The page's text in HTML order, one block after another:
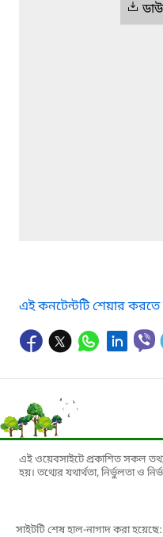
এই কনটেন্টটি শেয়ার
এই ওয়েবসাইটে প্রকাশিত সকল তথ্য
হয়। তথ্যের যথার্থতা, নির্ভুলতা ও
সাইটটি শেষ হাল-নাগাদ করা